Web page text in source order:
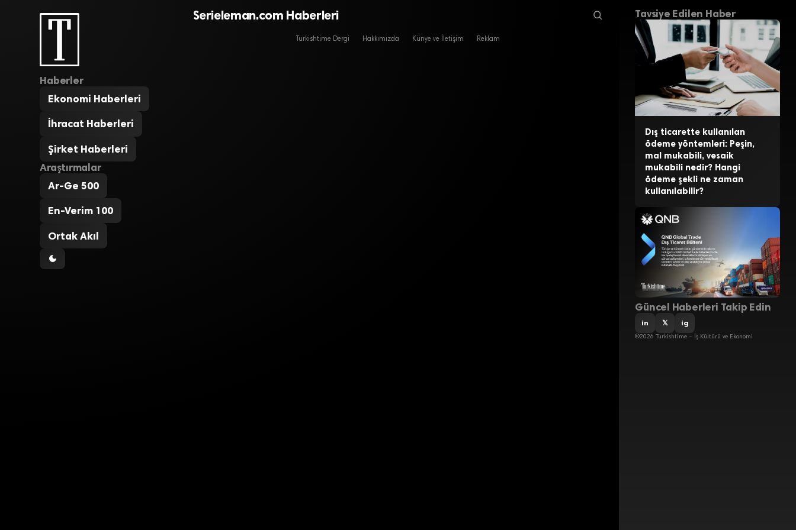
Haberler
Ekonomi Haberleri
İhracat Haberleri
Şirket Haberleri
Araştırmalar
Ar-Ge 500
En-Verim 100
Ortak Akıl
Serieleman.com Haberleri
Turkishtime Dergi Hakkımızda Künye ve İletişim Reklam
Tavsiye Edilen Haber
Dış ticarette kullanılan
ödeme yöntemleri: Peşin,
mal mukabili, vesaik
mukabili nedir? Hangi
ödeme şekli ne zaman
kullanılabilir?
Güncel Haberleri Takip Edin
in 𝕏 ig
©2026 Turkishtime – İş Kültürü ve Ekonomi